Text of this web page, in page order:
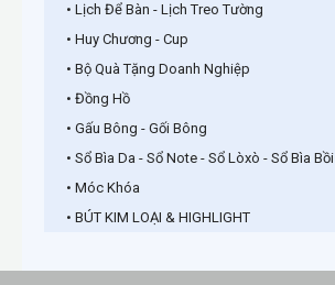
• Lịch Để Bàn - Lịch Treo Tường
• Huy Chương - Cup
• Bộ Quà Tặng Doanh Nghiệp
• Đồng Hồ
• Gấu Bông - Gối Bông
• Sổ Bìa Da - Sổ Note - Sổ Lòxò - Sổ Bìa Bồi
• Móc Khóa
• BÚT KIM LOẠI & HIGHLIGHT